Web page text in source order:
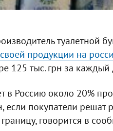
туалетной
продукции на
125 тыс. грн за каждый
в Россию около 20%
если покупатели решат
говорится в